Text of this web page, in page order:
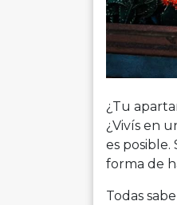
¿Tu
¿Vivís en
es posible.
forma de
Todas